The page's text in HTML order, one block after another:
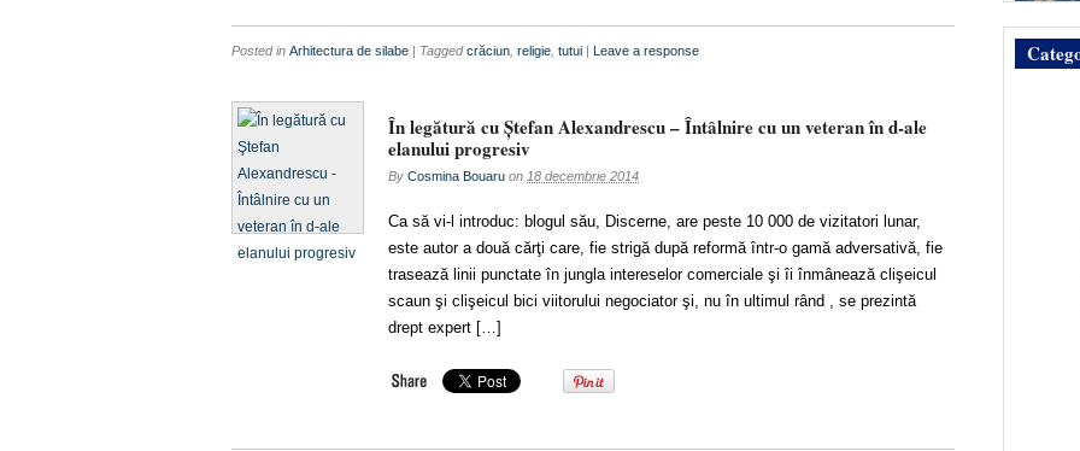
Posted in Arhitectura de silabe | Taggedcrăciun religie tutui | Leave a response
În legătură cu Ştefan Alexandrescu – Întâlnire cu un veteran în d-ale
elanului progresiv
By Cosmina Bouaru on 18 decembrie 2014
Ca să vi-l introduc: blogul său, Discerne, are peste 10 000 de vizitatori lunar,
este autor a două cărţi care, fie strigă după reformă într-o gamă adversativă, fie
trasează linii punctate în jungla intereselor comerciale şi îi înmânează clişeicul
scaun şi clişeicul bici viitorului negociator şi, nu în ultimul rând , se prezintă
drept expert […]